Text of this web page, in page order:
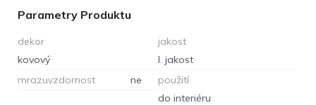
Parametry Produktu
dekor
kovový
jakost
I. jakost
mrazuvzdornost
ne
použití
do interiéru